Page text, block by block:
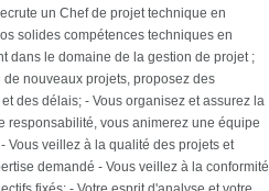
un Chef de projet technique en
solides compétences techniques en
dans le domaine de la gestion de projet ;
nouveaux projets, proposez des
des délais; - Vous organisez et assurez la
responsabilité, vous animerez une équipe
Vous veillez à la qualité des projets et
demandé - Vous veillez à la conformité